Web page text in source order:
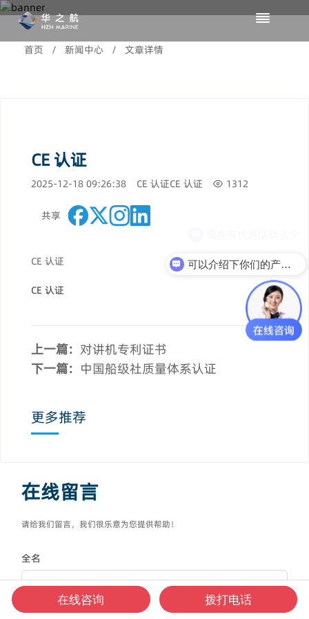
首页 / 新闻中心 / 文章详情
CE 认证
2025-12-18 09:26:38 CE 认证CE 认证 1312
共享
CE 认证
CE 认证
上一篇: 对讲机专利证书
下一篇: 中国船级社质量体系认证
更多推荐
在线留言
请给我们留言，我们很乐意为您提供帮助！
全名
可以介绍下你们的产品么？
在线咨询 拨打电话